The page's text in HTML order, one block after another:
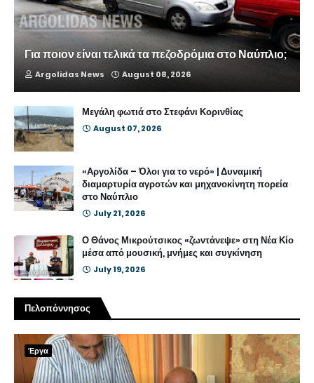
Για ποιον είναι τελικά τα πεζοδρόμια στο Ναύπλιο;
Argolidas News August 08, 2026
Μεγάλη φωτιά στο Στεφάνι Κορινθίας
August 07, 2026
«Αργολίδα – Όλοι για το νερό» | Δυναμική
διαμαρτυρία αγροτών και μηχανοκίνητη πορεία
στο Ναύπλιο
July 21, 2026
Ο Θάνος Μικρούτσικος «ζωντάνεψε» στη Νέα Κίο
μέσα από μουσική, μνήμες και συγκίνηση
July 19, 2026
Πελοπόννησος
Έργα